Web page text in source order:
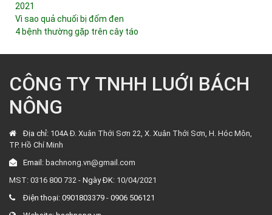
2021
Vì sao quả chuối bị đốm đen
4 bệnh thường gặp trên cây táo
CÔNG TY TNHH LUỚI BÁCH
NÔNG
Địa chỉ: 104A Đ. Xuân Thới Sơn 22, X. Xuân Thới Sơn, H. Hóc Môn,
TP. Hồ Chí Minh
Email: bachnong.vn@gmail.com
MST: 0316 800 732 - Ngày ĐK: 10/04/2021
Điện thoại: 0901803379 - 0906 506121